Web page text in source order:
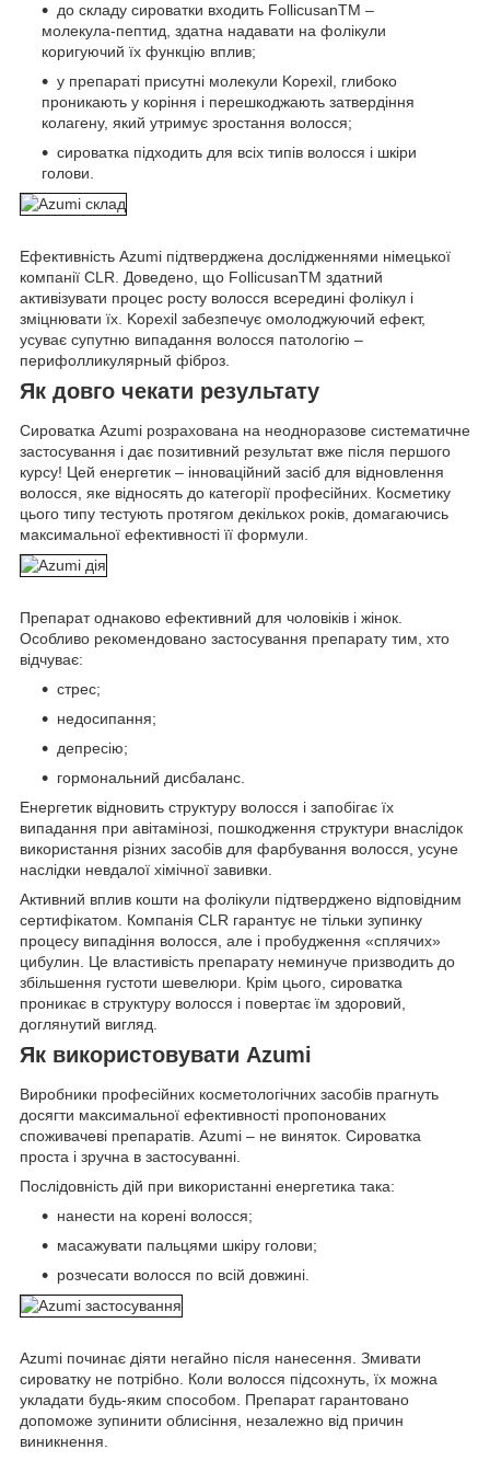
до складу сироватки входить FollicusanTM –
молекула-пептид, здатна надавати на фолікули
коригуючий їх функцію вплив;
у препараті присутні молекули Kopexil, глибоко
проникають у коріння і перешкоджають затвердіння
колагену, який утримує зростання волосся;
сироватка підходить для всіх типів волосся і шкіри
голови.
Ефективність Azumi підтверджена дослідженнями німецької
компанії CLR. Доведено, що FollicusanTM здатний
активізувати процес росту волосся всередині фолікул і
зміцнювати їх. Kopexil забезпечує омолоджуючий ефект,
усуває супутню випадання волосся патологію –
перифолликулярный фіброз.
Як довго чекати результату
Сироватка Azumi розрахована на неодноразове систематичне
застосування і дає позитивний результат вже після першого
курсу! Цей енергетик – інноваційний засіб для відновлення
волосся, яке відносять до категорії професійних. Косметику
цього типу тестують протягом декількох років, домагаючись
максимальної ефективності її формули.
Препарат однаково ефективний для чоловіків і жінок.
Особливо рекомендовано застосування препарату тим, хто
відчуває:
стрес;
недосипання;
депресію;
гормональний дисбаланс.
Енергетик відновить структуру волосся і запобігає їх
випадання при авітамінозі, пошкодження структури внаслідок
використання різних засобів для фарбування волосся, усуне
наслідки невдалої хімічної завивки.
Активний вплив кошти на фолікули підтверджено відповідним
сертифікатом. Компанія CLR гарантує не тільки зупинку
процесу випадіння волосся, але і пробудження «сплячих»
цибулин. Це властивість препарату неминуче призводить до
збільшення густоти шевелюри. Крім цього, сироватка
проникає в структуру волосся і повертає їм здоровий,
доглянутий вигляд.
Як використовувати Azumi
Виробники професійних косметологічних засобів прагнуть
досягти максимальної ефективності пропонованих
споживачеві препаратів. Azumi – не виняток. Сироватка
проста і зручна в застосуванні.
Послідовність дій при використанні енергетика така:
нанести на корені волосся;
масажувати пальцями шкіру голови;
розчесати волосся по всій довжині.
Azumi починає діяти негайно після нанесення. Змивати
сироватку не потрібно. Коли волосся підсохнуть, їх можна
укладати будь-яким способом. Препарат гарантовано
допоможе зупинити облисіння, незалежно від причин
виникнення.